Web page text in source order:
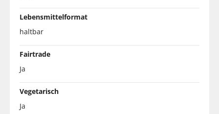
Lebensmittelformat
haltbar
Fairtrade
Ja
Vegetarisch
Ja